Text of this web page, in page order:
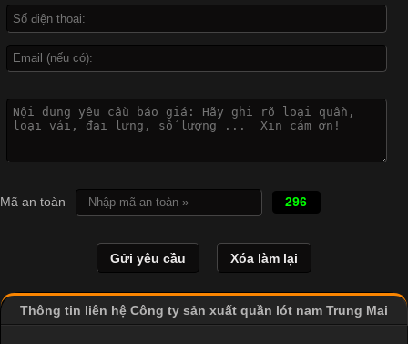
dụng rộng rãi trong sản xuất áo thun, đồ thể thao
Vì Sao Cơ Sở Sản Xuất Quần Lót Nam Ưa Chuộng Vải
Cotton?
Vải cotton là một trong những chất liệu được sử dụng rộng rãi
và thấm hút mồ hôi tốt. Đây cũng là loại vải được nhiều công ty
sản xuất quần lót nam lựa chọn để tạo ra các sản phẩm chất
Mã an toàn 296
Thông tin liên hệ Công ty sản xuất quần lót nam Trung Mai